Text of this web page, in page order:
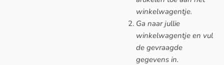
winkelwagentje.
Ga naar jullie
winkelwagentje en vul
de gevraagde
gegevens in.